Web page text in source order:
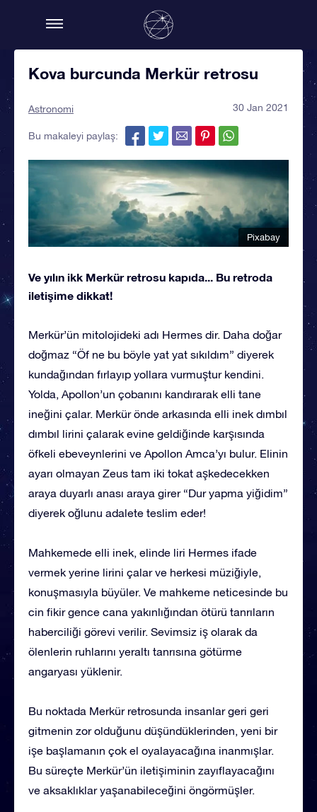
Kova burcunda Merkür retrosu
Astronomi 30 Jan 2021
Bu makaleyi paylaş:
Pixabay
Ve yılın ikk Merkür retrosu kapıda... Bu retroda
iletişime dikkat!
Merkür’ün mitolojideki adı Hermes dir. Daha doğar
doğmaz “Öf ne bu böyle yat yat sıkıldım” diyerek
kundağından fırlayıp yollara vurmuştur kendini.
Yolda, Apollon’un çobanını kandırarak elli tane
ineğini çalar. Merkür önde arkasında elli inek dımbıl
dımbıl lirini çalarak evine geldiğinde karşısında
öfkeli ebeveynlerini ve Apollon Amca’yı bulur. Elinin
ayarı olmayan Zeus tam iki tokat aşkedecekken
araya duyarlı anası araya girer “Dur yapma yiğidim”
diyerek oğlunu adalete teslim eder!
Mahkemede elli inek, elinde liri Hermes ifade
vermek yerine lirini çalar ve herkesi müziğiyle,
konuşmasıyla büyüler. Ve mahkeme neticesinde bu
cin fikir gence cana yakınlığından ötürü tanrıların
haberciliği görevi verilir. Sevimsiz iş olarak da
ölenlerin ruhlarını yeraltı tanrısına götürme
angaryası yüklenir.
Bu noktada Merkür retrosunda insanlar geri geri
gitmenin zor olduğunu düşündüklerinden, yeni bir
işe başlamanın çok el oyalayacağına inanmışlar.
Bu süreçte Merkür’ün iletişiminin zayıflayacağını
ve aksaklıklar yaşanabileceğini öngörmüşler.